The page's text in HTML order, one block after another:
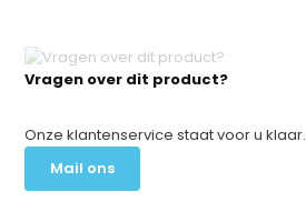
Vragen over dit product?
Onze klantenservice staat voor u klaar.
Mail ons